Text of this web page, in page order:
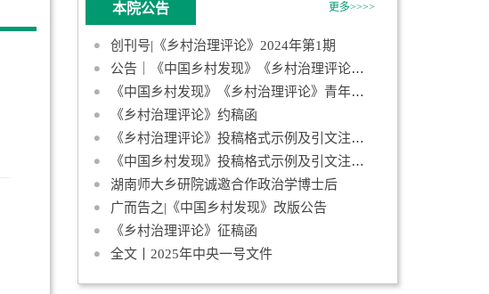
本院公告 更多>>>>
创刊号|《乡村治理评论》2024年第1期
公告｜《中国乡村发现》《乡村治理评论》第一届青年编委会成员名
《中国乡村发现》《乡村治理评论》青年编委招募启事
《乡村治理评论》约稿函
《乡村治理评论》投稿格式示例及引文注释规范
《中国乡村发现》投稿格式示例及引文注释规范
湖南师大乡研院诚邀合作政治学博士后
广而告之|《中国乡村发现》改版公告
《乡村治理评论》征稿函
全文丨2025年中央一号文件